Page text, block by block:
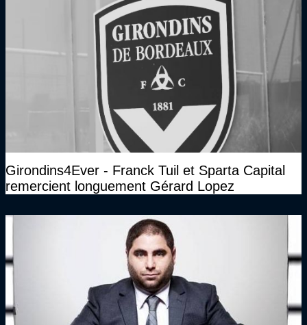
Girondins4Ever - Franck Tuil et Sparta Capital
remercient longuement Gérard Lopez